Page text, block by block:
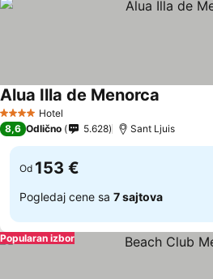
4 ZvezdiceHotel
Alua Illa de Menorca
8,6 Odlično 5.628 Sant Ljuis
Od 153 €
Pogledaj cene sa 7 sajtova
Popularan izbor